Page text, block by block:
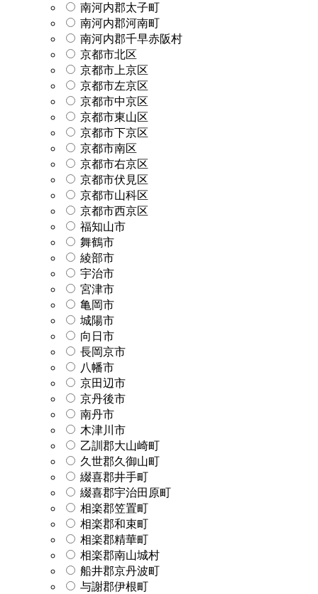
南河内郡太子町
南河内郡河南町
南河内郡千早赤阪村
京都市北区
京都市上京区
京都市左京区
京都市中京区
京都市東山区
京都市下京区
京都市南区
京都市右京区
京都市伏見区
京都市山科区
京都市西京区
福知山市
舞鶴市
綾部市
宇治市
宮津市
亀岡市
城陽市
向日市
長岡京市
八幡市
京田辺市
京丹後市
南丹市
木津川市
乙訓郡大山崎町
久世郡久御山町
綴喜郡井手町
綴喜郡宇治田原町
相楽郡笠置町
相楽郡和束町
相楽郡精華町
相楽郡南山城村
船井郡京丹波町
与謝郡伊根町